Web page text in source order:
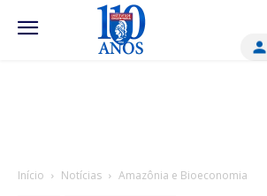
Início Notícias Amazônia e Bioeconomia